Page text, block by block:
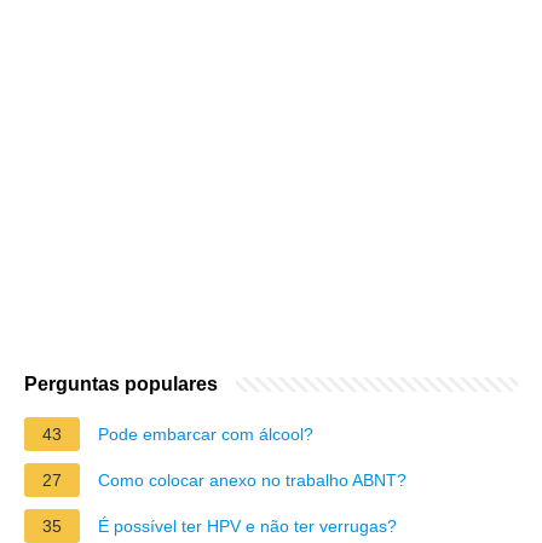
Perguntas populares
43 Pode embarcar com álcool?
27 Como colocar anexo no trabalho ABNT?
35 É possível ter HPV e não ter verrugas?